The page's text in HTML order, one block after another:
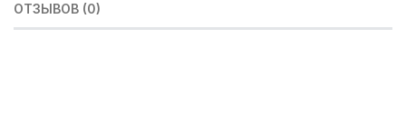
ОТЗЫВОВ (0)